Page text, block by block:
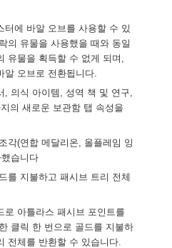
터에 바알 오브를 사용할 수 있
의 유물을 사용했을 때와 동일
유물을 획득할 수 없게 되며,
알 오브로 전환됩니다.
, 의식 아이템, 성역 책 및 연구,
의 새로운 보관함 탭 속성을
각(연합 메달리온, 올플레임 잉
습니다
를 지불하고 패시브 트리 전체
로 아틀라스 패시브 포인트를
클릭 한 번으로 골드를 지불하
전체를 반환할 수 있습니다.